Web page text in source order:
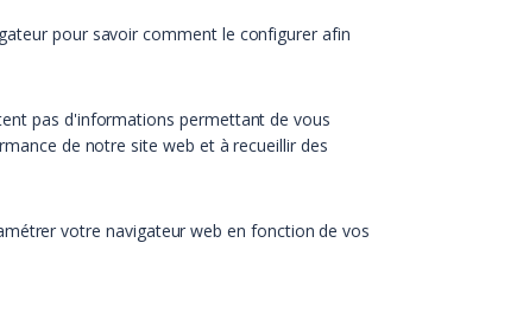
pour savoir comment le configurer afin
pas d'informations permettant de vous
de notre site web et à recueillir des
votre navigateur web en fonction de vos